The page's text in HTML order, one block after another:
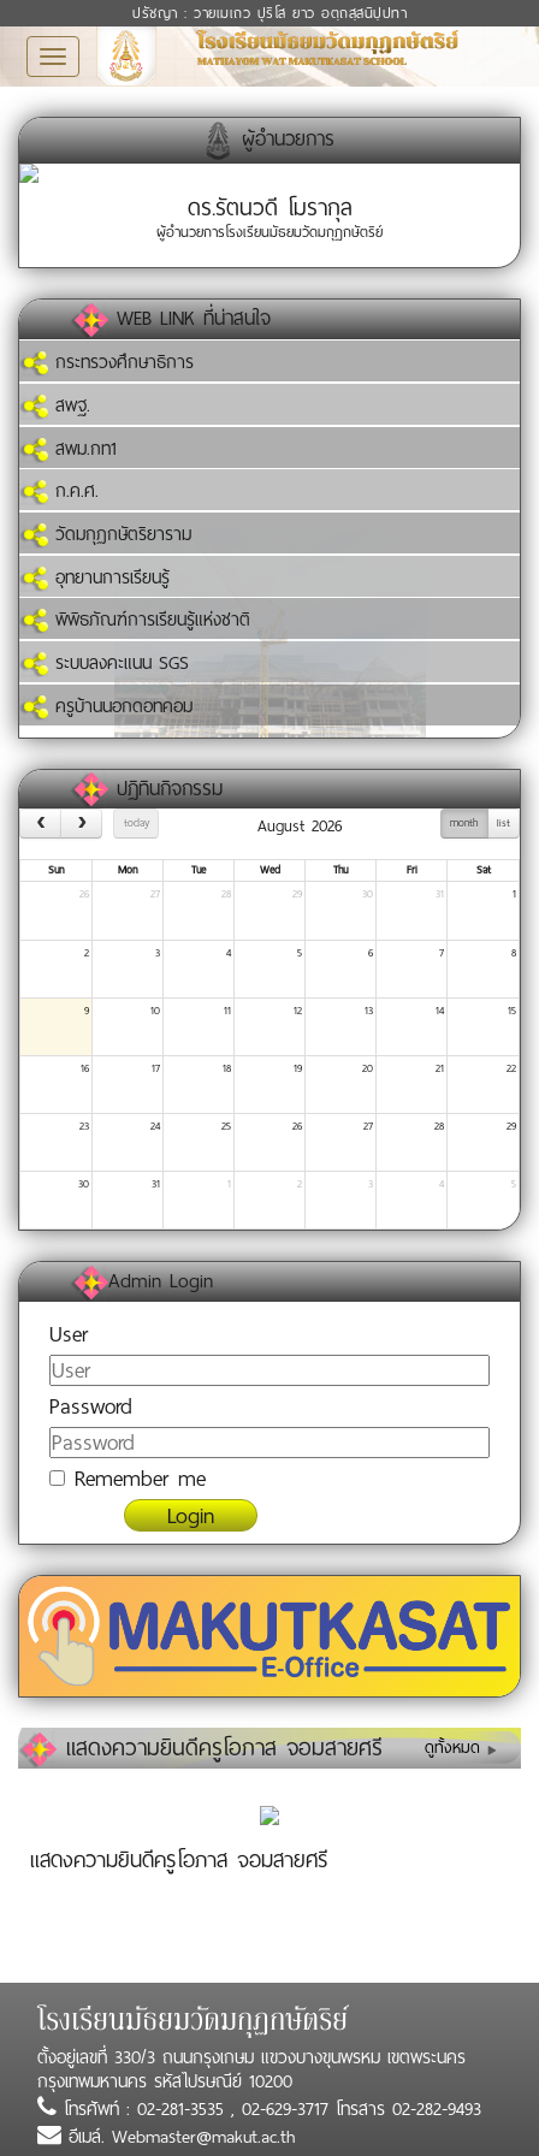
ปรัชญา : วายเมเถว ปุริโส ยาว อตฺถสฺสนิปฺปทา
Toggle
navigation
ผู้อำนวยการ
ดร.รัตนวดี โมรากุล
ผู้อำนวยการโรงเรียนมัธยมวัดมกุฏกษัตริย์
WEB LINK ที่น่าสนใจ
กระทรวงศึกษาธิการ
สพฐ.
สพม.กท1
ก.ค.ศ.
วัดมกุฏกษัตริยาราม
อุทยานการเรียนรู้
พิพิธภัณฑ์การเรียนรู้แห่งชาติ
ระบบลงคะแนน SGS
ครูบ้านนอกดอทคอม
ปฏิทินกิจกรรม
today month list
August 2026
Sun Mon Tue Wed Thu Fri
Sat
26
27 28 29 30 31 1
2 3 4 5 6 7 8
9 10 11 12 13 14 15
16 17 18 19 20 21 22
23 24 25 26 27 28 29
30 31 1 2 3 4 5
Admin Login
User
Password
Remember me
Login
แสดงความยินดีครูโอภาส จอมสายศรี ดูทั้งหมด
แสดงความยินดีครูโอภาส จอมสายศรี
โรงเรียนมัธยมวัดมกุฏกษัตริย์
ตั้งอยู่เลขที่ 330/3 ถนนกรุงเกษม แขวงบางขุนพรหม เขตพระนคร
กรุงเทพมหานคร รหัสไปรษณีย์ 10200
โทรศัพท์ : 02-281-3535 , 02-629-3717 โทรสาร 02-282-9493
อีเมล์. Webmaster@makut.ac.th